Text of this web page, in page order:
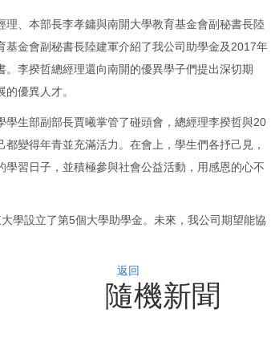
理、本部長李孝鏞與南開大學教育基金會副秘書長陸
金會副秘書長陸建軍介紹了我公司助學金及2017年
李揆哲總經理還向南開的優異學子們提出深切期
優異人才。
學生部副部長賈曦掌管了碰頭會，總經理李揆哲與20
變得年青並充滿活力。在會上，學生們各抒己見，
習日子，並積極參與社會公益活動，用感恩的心不
學設立了第5個大學助學金。未來，我公司期望能協
返回
隨機新聞